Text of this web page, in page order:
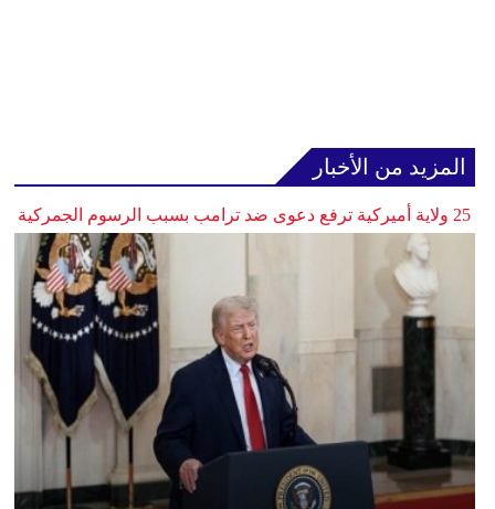
المزيد من الأخبار
25 ولاية أميركية ترفع دعوى ضد ترامب بسبب الرسوم الجمركية